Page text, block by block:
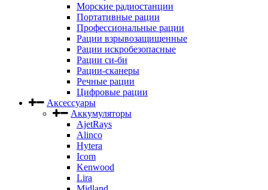
Морские радиостанции
Портативные рации
Профессиональные рации
Рации взрывозащищенные
Рации искробезопасные
Рации си-би
Рации-сканеры
Речные рации
Цифровые рации
Аксессуары
Аккумуляторы
AjetRays
Alinco
Hytera
Icom
Kenwood
Lira